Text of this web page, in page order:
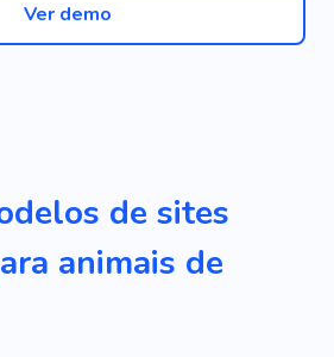
Ver demo
de sites
animais de